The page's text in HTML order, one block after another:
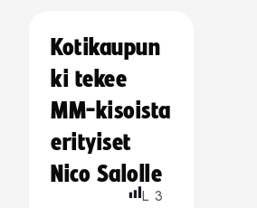
Kotikaupun
ki tekee
MM-kisoista
erityiset
Nico Salolle
L 3